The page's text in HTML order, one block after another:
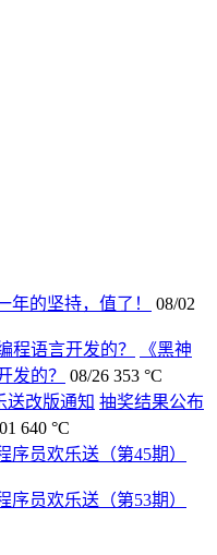
年的坚持，值了！
08/02
《黑神
发的？
08/26 353 °C
抽奖结果公布
640 °C
序员欢乐送（第45期）
序员欢乐送（第53期）